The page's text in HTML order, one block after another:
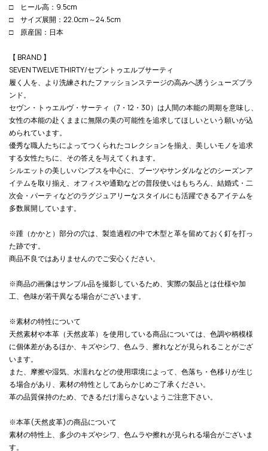
□ ヒール高：9.5cm
□ サイズ展開：22.0cm～24.5cm
□ 原産国：日本
【 BRAND 】
SEVEN TWELVE THIRTY/セブントゥエルブサーティ
履く人を、より洗練されたファッションステージの高みへ誘うシューズブラ
ンド。
セヴン・トゥエルヴ・サーティ（7・12・30）は人間の本能の周期を意味し、
女性の本能の赴くままに無限の美の可能性を追求してほしいという願いが込
められています。
優秀な職人たちによってつくられたコレクションを揃え、美しいモノを追求
する女性たちに、その答えを与えてくれます。
シルエットの美しいパンプスを中心に、ブーツやサンダルなどのシーズンア
イテムを取り揃え、オフィスや通勤などの普段使いはもちろん、結婚式・二
次会・パーティなどのラグジュアリーなスタイルにも活躍できるアイテムを
多数展開しています。
※踵（かかと）部分の穴は、製造過程の中で木型と革を留めておく釘を打っ
た跡です。
商品不良ではありませんのでご安心ください。
※商品の画像はサンプル品を撮影しているため、実際の製品とは仕様や加
工、色味が若干異なる場合がございます。
※素材の特性について
天然素材や本革（天然皮革）を使用している商品については、色調や柄模様
に個体差があるほか、キズやシワ、色ムラ、擦れなどが見られることがござ
います。
また、摩擦や湿気、水濡れなどの使用環境によって、色落ち・色移りが生じ
る場合があり、素材の特性としてあらかじめご了承ください。
革の品質保持のため、できるだけ濡らさないようご注意下さい。
※本革(天然皮革)の商品について
素材の特性上、多少のキズやシワ、色ムラや擦れが見られる場合がございま
す。